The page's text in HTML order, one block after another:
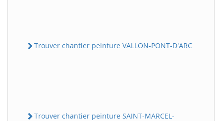
Trouver chantier peinture VALLON-PONT-D'ARC
Trouver chantier peinture SAINT-MARCEL-